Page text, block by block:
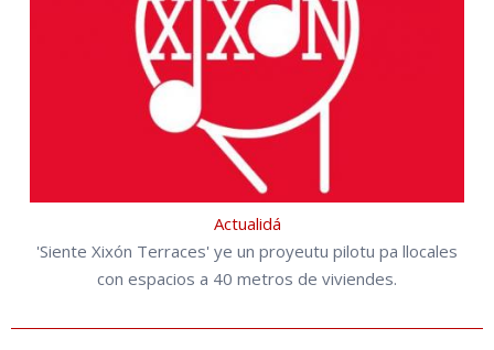
Actualidá
'Siente Xixón Terraces' ye un proyeutu pilotu pa llocales
con espacios a 40 metros de viviendes.